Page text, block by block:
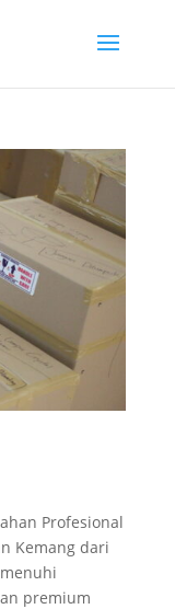
Profesional
Kemang dari
premium